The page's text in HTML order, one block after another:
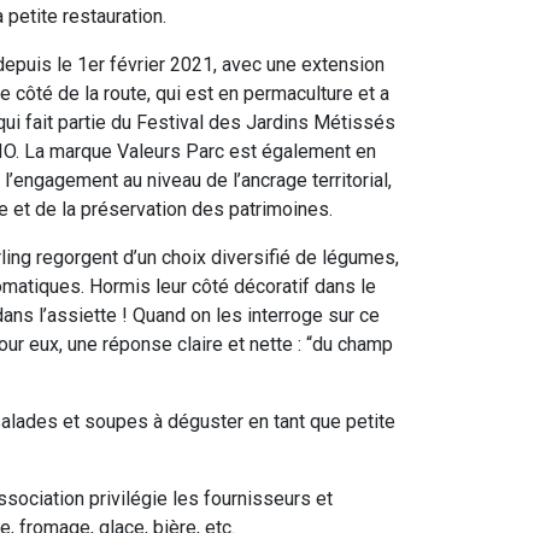
petite restauration.
le 1er février 2021, avec une extension
côté de la route, qui est en permaculture et a
fait partie du Festival des Jardins Métissés
La marque Valeurs Parc est également en
au niveau de l’ancrage territorial,
et de la préservation des patrimoines.
regorgent d’un choix diversifié de légumes,
Hormis leur côté décoratif dans le
l’assiette ! Quand on les interroge sur ce
eux, une réponse claire et nette : “du champ
et soupes à déguster en tant que petite
privilégie les fournisseurs et
fromage, glace, bière, etc.